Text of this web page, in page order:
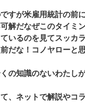
すが米雇用統計の前
解だなぜこのタイミ
いるのを見てスッカ
だな！コノヤローと
の知識のないわたし
、ネットで解説やコ